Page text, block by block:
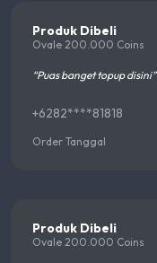
Produk Dibeli
Ovale 200.000 Coins
“Puas banget topup disini”
+6282****81818
Order Tanggal
Produk Dibeli
Ovale 200.000 Coins